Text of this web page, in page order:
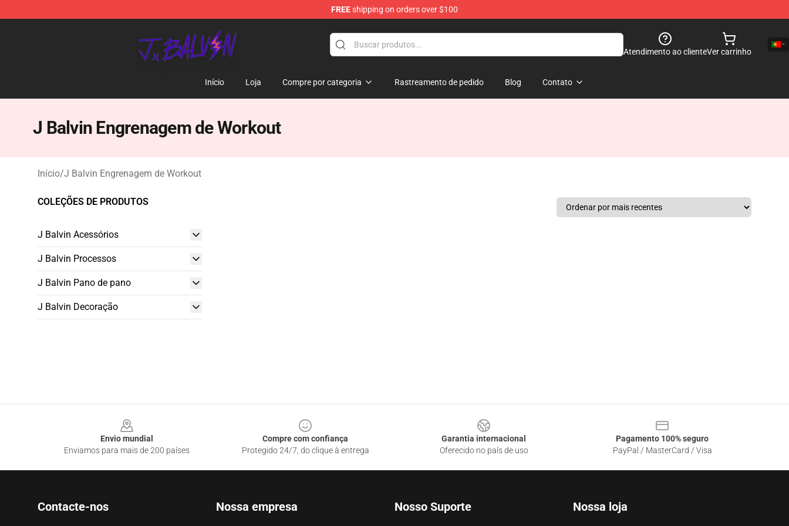
FREEshipping on orders over $100
J Balvin Store - Official J Balvin Merchandise Shop
Atendimento ao clienteVer carrinho
Início Loja Compre por categoria Rastreamento de pedido Blog Contato
J Balvin Engrenagem de Workout
Início/J Balvin Engrenagem de Workout
COLEÇÕES DE PRODUTOS
J Balvin Acessórios
J Balvin Processos
J Balvin Pano de pano
J Balvin Decoração
Envio mundial
Enviamos para mais de 200 países
Compre com confiança
Protegido 24/7, do clique à entrega
Garantia internacional
Oferecido no país de uso
Pagamento 100% seguro
PayPal / MasterCard / Visa
Contacte-nos Nossa empresa Nosso Suporte Nossa loja